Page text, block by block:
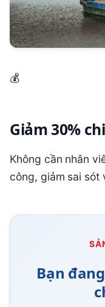
💰
Giảm 30%
Không cần nhân
công, giảm sai sót
Bạn